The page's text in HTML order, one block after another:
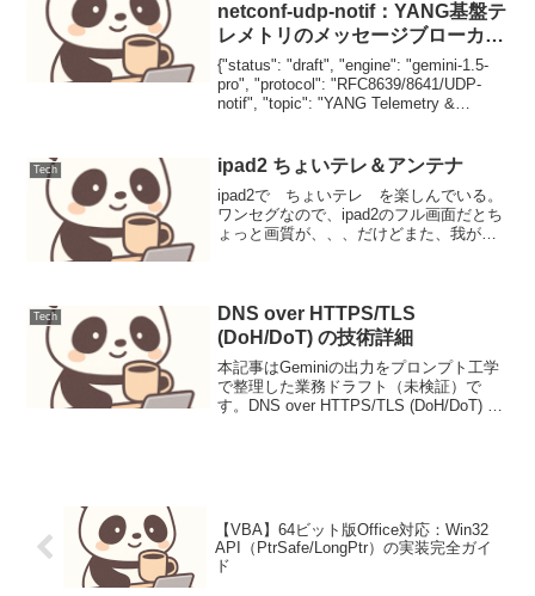
netconf-udp-notif：YANG基盤テ
レメトリのメッセージブローカー
統合と高速輸送規格
{"status": "draft", "engine": "gemini-1.5-
pro", "protocol": "RFC8639/8641/UDP-
notif", "topic": "YANG Telemetry &
Tech ipad2 ちょいテレ＆アンテナ
ipad2で ちょいテレ を楽しんでいる。
ワンセグなので、ipad2のフル画面だとち
ょっと画質が、、、だけどまた、我が家
楽しめるのが...
Tech
DNS over HTTPS/TLS
(DoH/DoT) の技術詳細
本記事はGeminiの出力をプロンプト工学
で整理した業務ドラフト（未検証）で
す。DNS over HTTPS/TLS (DoH/DoT) の
【VBA】64ビット版Office対応：Win32
API（PtrSafe/LongPtr）の実装完全ガイ
ド